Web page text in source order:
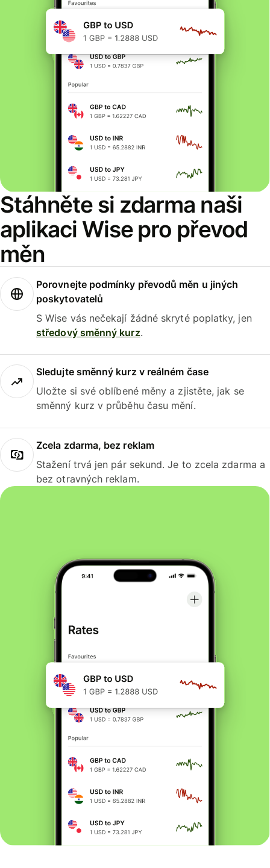
Stáhněte si zdarma naši
aplikaci Wise pro převod
měn
Porovnejte podmínky převodů měn u jiných
poskytovatelů
S Wise vás nečekají žádné skryté poplatky, jen
středový směnný kurz.
Sledujte směnný kurz v reálném čase
Uložte si své oblíbené měny a zjistěte, jak se
směnný kurz v průběhu času mění.
Zcela zdarma, bez reklam
Stažení trvá jen pár sekund. Je to zcela zdarma a
bez otravných reklam.